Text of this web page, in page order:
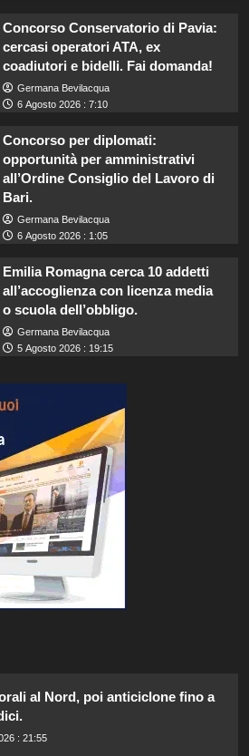
Concorso Conservatorio di Pavia:
cercasi operatori ATA, ex
coadiutori e bidelli. Fai domanda!
Germana Bevilacqua
6 Agosto 2026 : 7:10
Concorso per diplomati:
opportunità per amministrativi
all’Ordine Consiglio del Lavoro di
Bari.
Germana Bevilacqua
6 Agosto 2026 : 1:05
Emilia Romagna cerca 10 addetti
all’accoglienza con licenza media
o scuola dell’obbligo.
Germana Bevilacqua
5 Agosto 2026 : 19:15
al Nord, poi anticiclone fino a
: 21:55